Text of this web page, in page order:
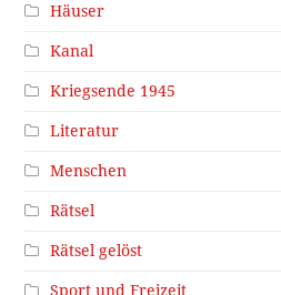
Häuser
Kanal
Kriegsende 1945
Literatur
Menschen
Rätsel
Rätsel gelöst
Sport und Freizeit